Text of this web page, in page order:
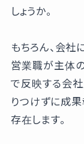
しょうか。
もちろん、会社
営業職が主体
で反映する会社
りつけずに成
存在します。